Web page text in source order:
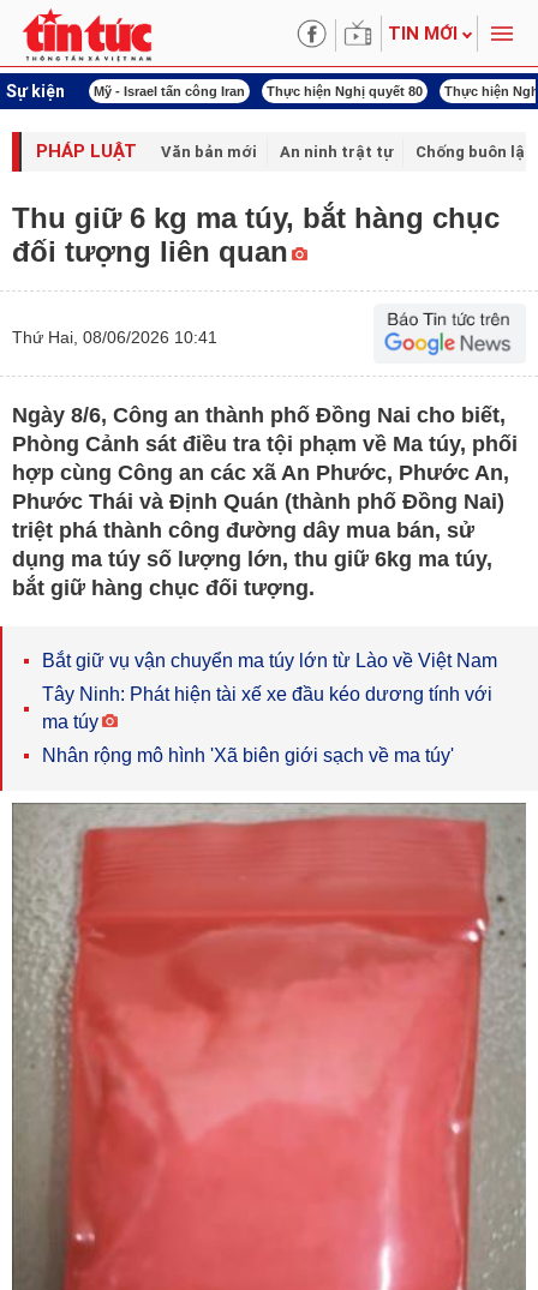
TIN MỚI
Sự kiện
lượng Mỹ - Israel tấn công Iran Thực hiện Nghị quyết 80 Thực hiện
PHÁP LUẬT Văn bản mới An ninh trật tự Chống buôn
Thu giữ 6 kg ma túy, bắt hàng chục
đối tượng liên quan
Thứ Hai, 08/06/2026 10:41
Ngày 8/6, Công an thành phố Đồng Nai cho biết,
Phòng Cảnh sát điều tra tội phạm về Ma túy, phối
hợp cùng Công an các xã An Phước, Phước An,
Phước Thái và Định Quán (thành phố Đồng Nai)
triệt phá thành công đường dây mua bán, sử
dụng ma túy số lượng lớn, thu giữ 6kg ma túy,
bắt giữ hàng chục đối tượng.
Bắt giữ vụ vận chuyển ma túy lớn từ Lào về Việt Nam
Tây Ninh: Phát hiện tài xế xe đầu kéo dương tính với
ma túy
Nhân rộng mô hình 'Xã biên giới sạch về ma túy'